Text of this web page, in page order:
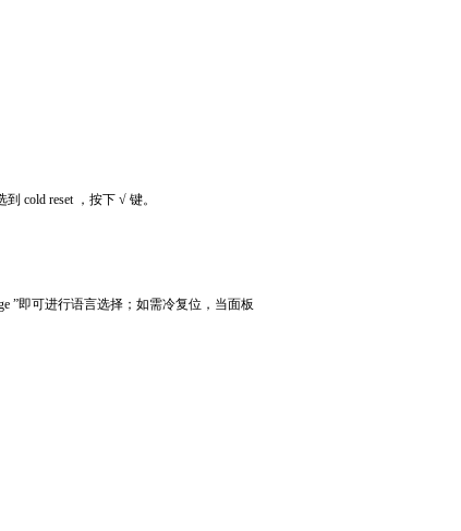
到 cold reset ，按下 √ 键。
”即可进行语言选择；如需冷复位，当面板